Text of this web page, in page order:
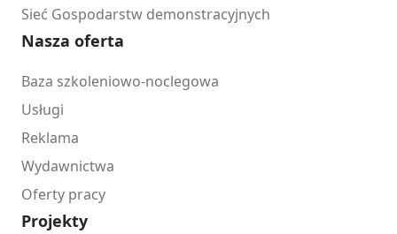
Sieć Gospodarstw demonstracyjnych
Nasza oferta
Baza szkoleniowo-noclegowa
Usługi
Reklama
Wydawnictwa
Oferty pracy
Projekty